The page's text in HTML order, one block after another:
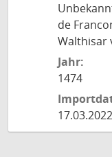
de
Walthisar
Jahr:
1474
17.03.2022